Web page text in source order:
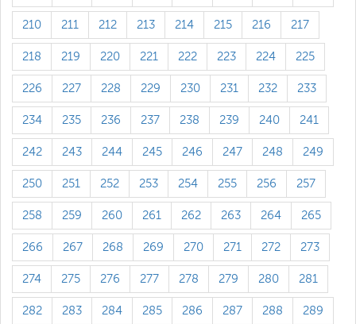
210 211 212 213 214 215 216 217
218 219 220 221 222 223 224 225
226 227 228 229 230 231 232 233
234 235 236 237 238 239 240 241
242 243 244 245 246 247 248 249
250 251 252 253 254 255 256 257
258 259 260 261 262 263 264 265
266 267 268 269 270 271 272 273
274 275 276 277 278 279 280 281
282 283 284 285 286 287 288 289